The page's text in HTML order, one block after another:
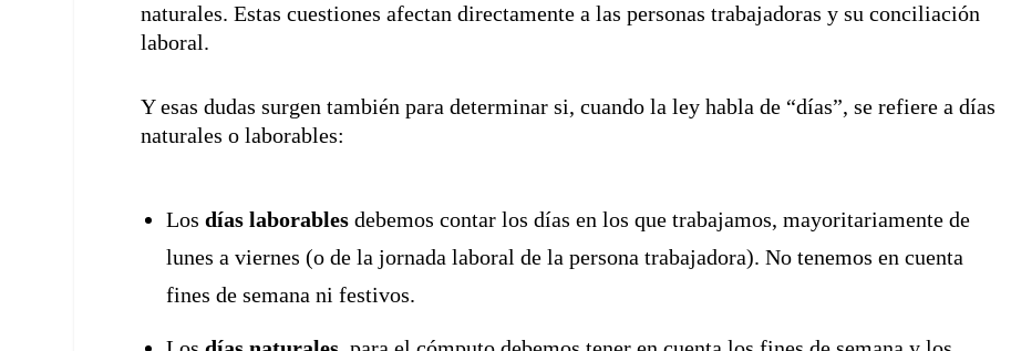
naturales. Estas cuestiones afectan directamente a las personas trabajadoras y su conciliación
laboral.
Y esas dudas surgen también para determinar si, cuando la ley habla de “días”, se refiere a días
naturales o laborables:
Losdías laborables debemos contar los días en los que trabajamos, mayoritariamente de
lunes a viernes (o de la jornada laboral de la persona trabajadora). No tenemos en cuenta
fines de semana ni festivos.